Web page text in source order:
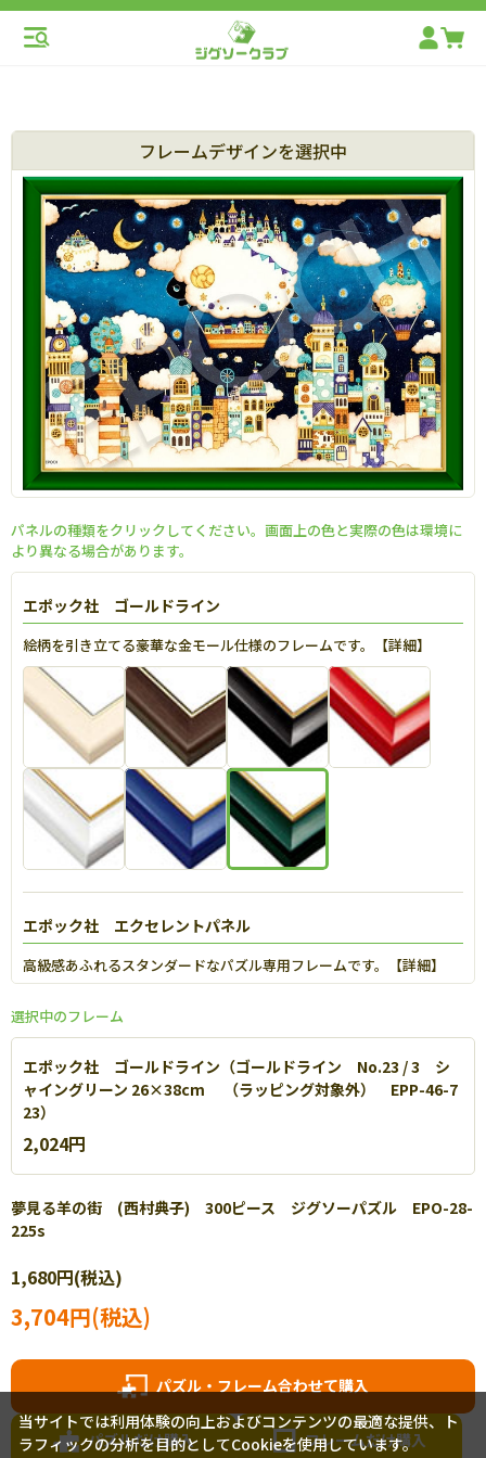
フレームデザインを選択中
パネルの種類をクリックしてください。画面上の色と実際の色は環境に
より異なる場合があります。
エポック社 ゴールドライン
絵柄を引き立てる豪華な金モール仕様のフレームです。【詳細】
エポック社 エクセレントパネル
高級感あふれるスタンダードなパズル専用フレームです。【詳細】
軽量なアルミを使用し丈夫で扱いやすいパネルです。【
選択中のフレーム
エポック社 ゴールドライン（ゴールドライン No.23 / 3 シ
ャイングリーン 26×38cm （ラッピング対象外） EPP-46-7
23）
2,024円
夢見る羊の街 (西村典子) 300ピース ジグソーパズル EPO-28-
225s
1,680円(税込)
3,704円(税込)
パズル・フレーム合わせて購入
パズルだけ購入 フレームだけ購入
当サイトでは利用体験の向上およびコンテンツの最適な提供、ト
ラフィックの分析を目的としてCookieを使用しています。